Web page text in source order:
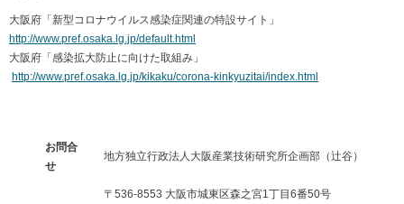
大阪府「新型コロナウイルス感染症関連の特設サイト」
http://www.pref.osaka.lg.jp/default.html
大阪府「感染拡大防止に向けた取組み」
http://www.pref.osaka.lg.jp/kikaku/corona-kinkyuzitai/index.html
お問合
せ
地方独立行政法人大阪産業技術研究所企画部（辻谷）
〒536-8553 大阪市城東区森之宮1丁目6番50号